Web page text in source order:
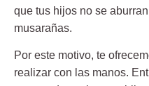
que tus hijos no se
musarañas.
Por este motivo, te
realizar con las manos.